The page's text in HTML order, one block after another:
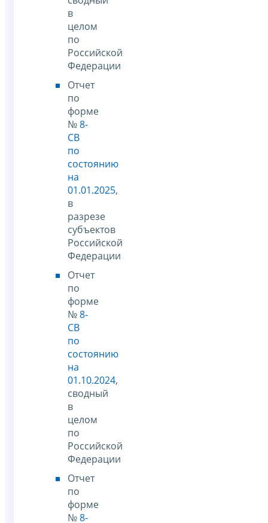
в
целом
по
Российской
Федерации
Отчет
по
форме
№8-
СВ
по
состоянию
на
01.01.2025,
в
разрезе
субъектов
Российской
Федерации
Отчет
по
форме
№8-
СВ
по
состоянию
на
01.10.2024,
сводный
в
целом
по
Российской
Федерации
Отчет
по
форме
№8-